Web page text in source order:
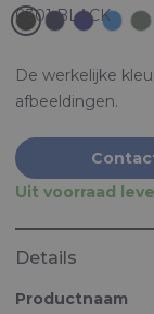
De werkelijke
afbeeldingen.
Uit voorraad
Details
Productnaam